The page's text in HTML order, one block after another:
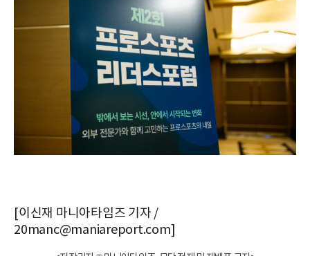
[이신재 마니아타임즈 기자 /
20manc@maniareport.com]